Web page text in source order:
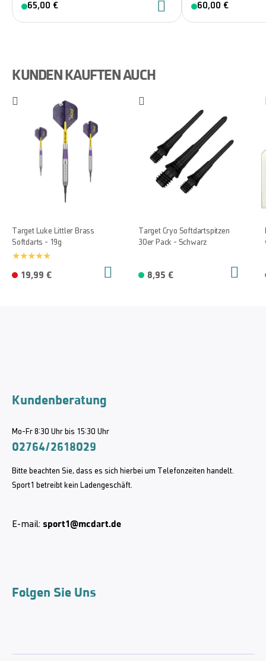
65,00 € 60,00 €
KUNDEN KAUFTEN AUCH
Target Luke Littler Brass
Softdarts - 19g
19,99 €
Target Cryo Softdartspitzen
30er Pack - Schwarz
8,95 €
Kundenberatung
Mo-Fr 8:30 Uhr bis 15:30 Uhr
02764/2618029
Bitte beachten Sie, dass es sich hierbei um Telefonzeiten handelt.
Sport1 betreibt kein Ladengeschäft.
E-mail: sport1@mcdart.de
Folgen Sie Uns